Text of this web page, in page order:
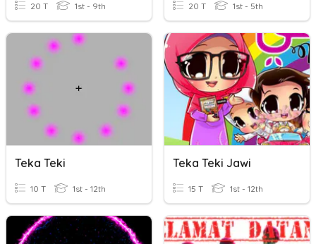
20 T 1st - 9th 20 T 1st - 5th
Teka Teki
10 T 1st - 12th
Teka Teki Jawi
15 T 1st - 12th